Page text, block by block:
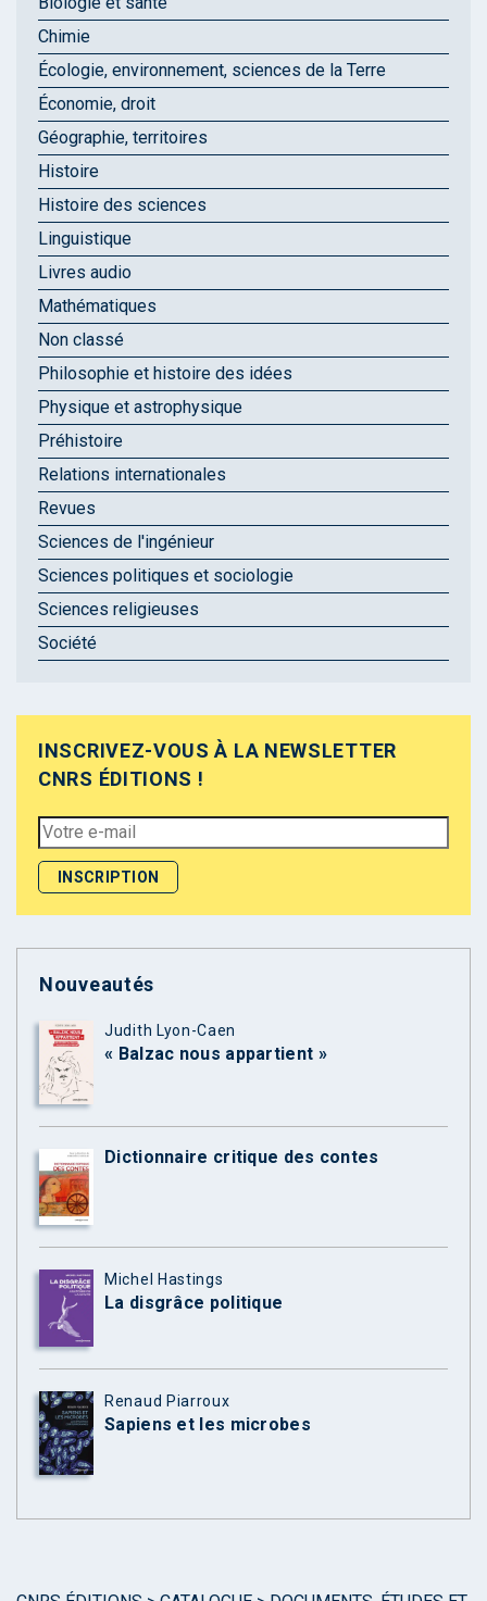
Chimie
Écologie, environnement, sciences de la Terre
Économie, droit
Géographie, territoires
Histoire
Histoire des sciences
Linguistique
Livres audio
Mathématiques
Non classé
Philosophie et histoire des idées
Physique et astrophysique
Préhistoire
Relations internationales
Revues
Sciences de l'ingénieur
Sciences politiques et sociologie
Sciences religieuses
Société
INSCRIVEZ-VOUS À LA NEWSLETTER
CNRS ÉDITIONS !
Nouveautés
Judith Lyon-Caen
« Balzac nous appartient »
Dictionnaire critique des contes
Michel Hastings
La disgrâce politique
Renaud Piarroux
Sapiens et les microbes